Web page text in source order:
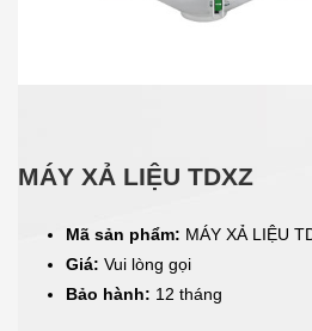
MÁY XẢ LIỆU TDXZ
Mã sản phẩm: MÁY XẢ LIỆU
Giá: Vui lòng gọi
Bảo hành: 12 tháng